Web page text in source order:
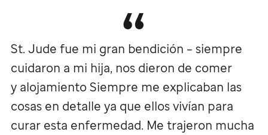
St. Jude fue mi gran bendición – siempre
cuidaron a mi hija, nos dieron de comer
y alojamiento Siempre me explicaban las
cosas en detalle ya que ellos vivían para
curar esta enfermedad. Me trajeron mucha